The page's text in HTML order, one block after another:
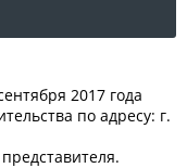
2017 года
по адресу: г.